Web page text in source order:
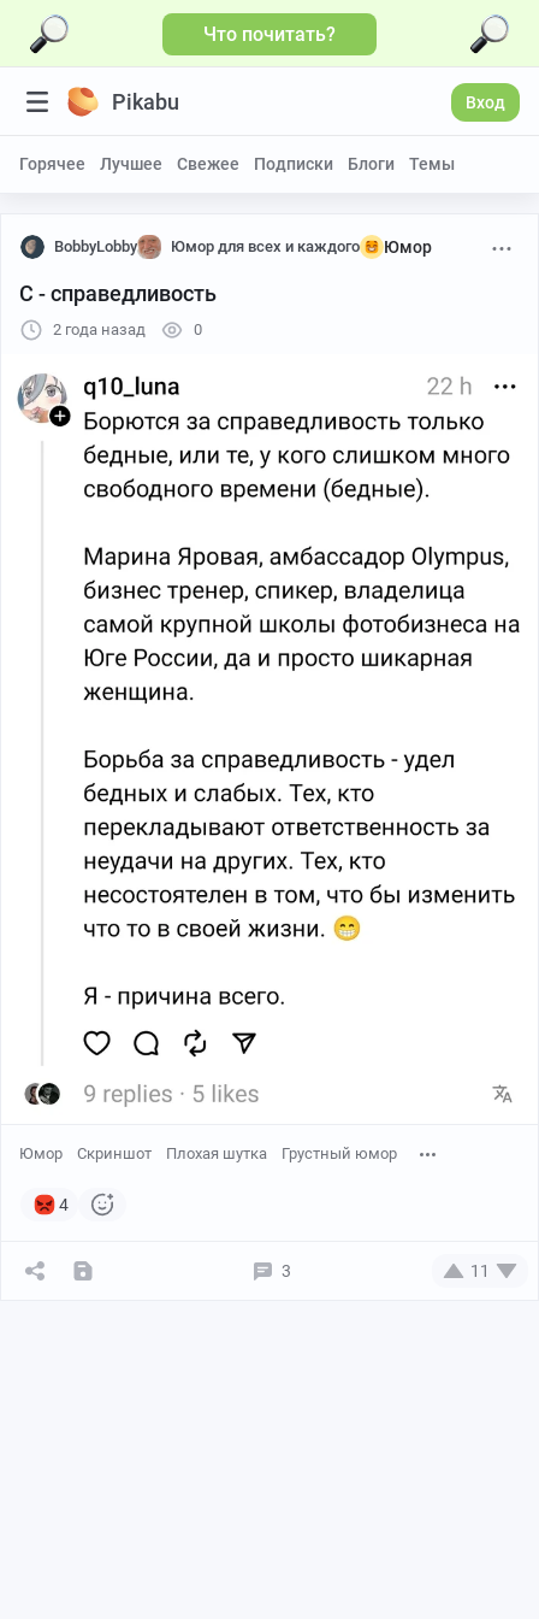
Что почитать?
Pikabu Вход
Горячее Лучшее Свежее Подписки Блоги Темы
BobbyLobby Юмор для всех и каждого Юмор
С - справедливость
2 года назад 0
Юмор Скриншот Плохая шутка Грустный юмор
4
3 11